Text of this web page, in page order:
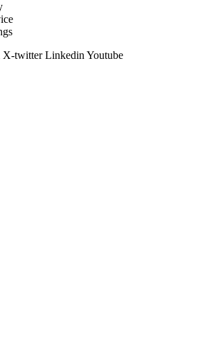
X-twitter Linkedin Youtube